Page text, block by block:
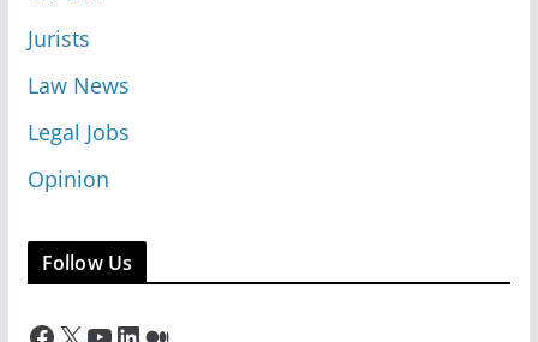
Jurists
Law News
Legal Jobs
Opinion
Follow Us